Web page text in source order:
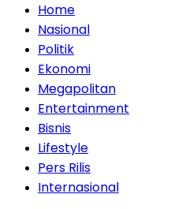
Home
Nasional
Politik
Ekonomi
Megapolitan
Entertainment
Bisnis
Lifestyle
Pers Rilis
Internasional